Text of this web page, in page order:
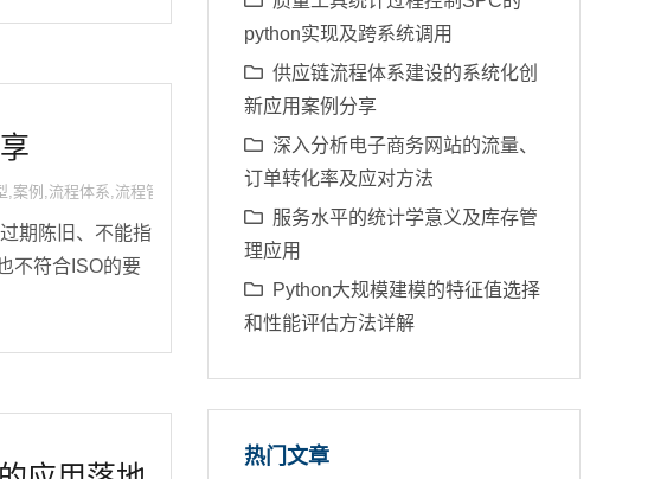
,案例 ,流程体系,流程管理体系 流程系统
期陈旧、不能指
不符合ISO的要
python实现及跨系统调用
供应链流程体系建设的系统化创
新应用案例分享
深入分析电子商务网站的流量、
订单转化率及应对方法
服务水平的统计学意义及库存管
理应用
Python大规模建模的特征值选择
和性能评估方法详解
热门文章